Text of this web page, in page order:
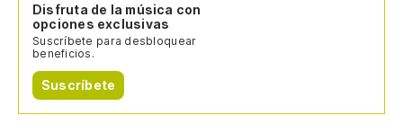
Disfruta de la música con
opciones exclusivas
Suscríbete para desbloquear
beneficios.
Suscríbete